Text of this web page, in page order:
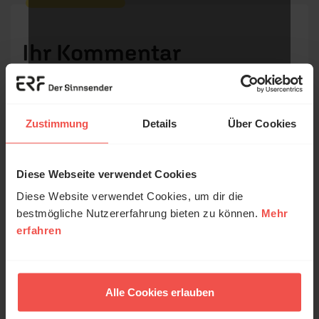
Zustimmung Details Über Cookies
Diese Webseite verwendet Cookies
Diese Website verwendet Cookies, um dir die
bestmögliche Nutzererfahrung bieten zu können. Mehr
erfahren
Alle Cookies erlauben
Ihr Kommentar
Die E-Mail-Adresse wird nicht veröffentlicht.
Kommentar:
Meinen Kommentar nicht öffentlich teilen.
© Ruth Schneider / ERF